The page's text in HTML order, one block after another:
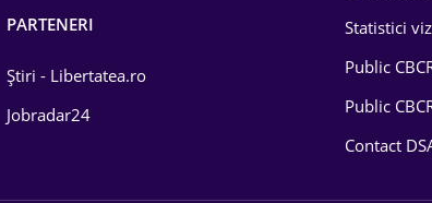
PARTENERI
Știri - Libertatea.ro
Jobradar24
Statistici
Public
Public
Contact